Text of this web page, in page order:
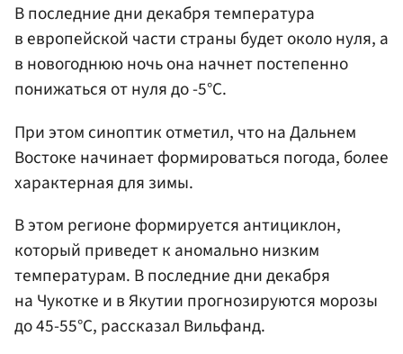
В последние дни декабря температура
в европейской части страны будет около нуля, а
в новогоднюю ночь она начнет постепенно
понижаться от нуля до -5°C.
При этом синоптик отметил, что на Дальнем
Востоке начинает формироваться погода, более
характерная для зимы.
В этом регионе формируется антициклон,
который приведет к аномально низким
температурам. В последние дни декабря
на Чукотке и в Якутии прогнозируются морозы
до 45-55°C, рассказал Вильфанд.